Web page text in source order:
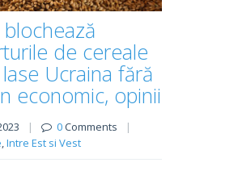
blochează
de cereale
Ucraina fără
economic, opinii
| 0Comments
|
,Intre Est si Vest